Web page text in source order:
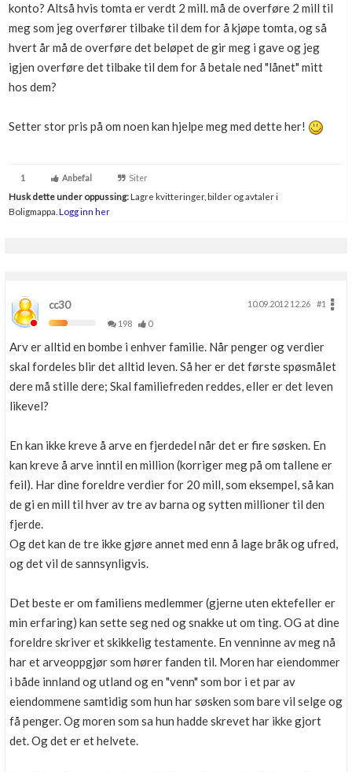
konto? Altså hvis tomta er verdt 2 mill. må de overføre 2 mill til
meg som jeg overfører tilbake til dem for å kjøpe tomta, og så
hvert år må de overføre det beløpet de gir meg i gave og jeg
igjen overføre det tilbake til dem for å betale ned "lånet" mitt
hos dem?
Setter stor pris på om noen kan hjelpe meg med dette her!
1 Anbefal Siter
Husk dette under oppussing:Lagre kvitteringer, bilder og avtaler i
Boligmappa. Logg inn her
cc30 10.09.2012 12.26
#1
198
0
Arv er alltid en bombe i enhver familie. Når penger og verdier
skal fordeles blir det alltid leven. Så her er det første spøsmålet
dere må stille dere; Skal familiefreden reddes, eller er det leven
likevel?
En kan ikke kreve å arve en fjerdedel når det er fire søsken. En
kan kreve å arve inntil en million (korriger meg på om tallene er
feil). Har dine foreldre verdier for 20 mill, som eksempel, så kan
de gi en mill til hver av tre av barna og sytten millioner til den
fjerde.
Og det kan de tre ikke gjøre annet med enn å lage bråk og ufred,
og det vil de sannsynligvis.
Det beste er om familiens medlemmer (gjerne uten ektefeller er
min erfaring) kan sette seg ned og snakke ut om ting. OG at dine
foreldre skriver et skikkelig testamente. En venninne av meg nå
har et arveoppgjør som hører fanden til. Moren har eiendommer
i både innland og utland og en "venn" som bor i et par av
eiendommene samtidig som hun har søsken som bare vil selge og
få penger. Og moren som sa hun hadde skrevet har ikke gjort
det. Og det er et helvete.